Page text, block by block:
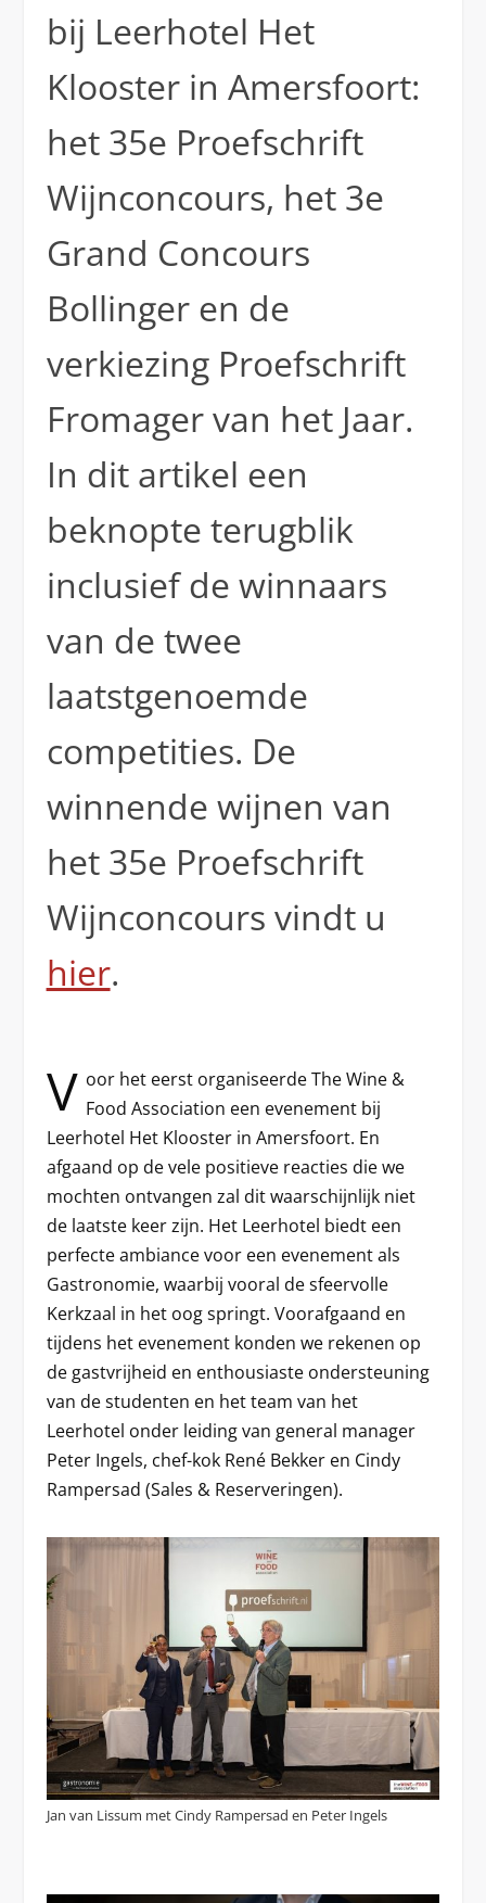
bij Leerhotel Het
Klooster in Amersfoort:
het 35e Proefschrift
Wijnconcours, het 3e
Grand Concours
Bollinger en de
verkiezing Proefschrift
Fromager van het Jaar.
In dit artikel een
beknopte terugblik
inclusief de winnaars
van de twee
laatstgenoemde
competities. De
winnende wijnen van
het 35e Proefschrift
Wijnconcours vindt u
hier.
V oor het eerst organiseerde The Wine &
Food Association een evenement bij
Leerhotel Het Klooster in Amersfoort. En
afgaand op de vele positieve reacties die we
mochten ontvangen zal dit waarschijnlijk niet
de laatste keer zijn. Het Leerhotel biedt een
perfecte ambiance voor een evenement als
Gastronomie, waarbij vooral de sfeervolle
Kerkzaal in het oog springt. Voorafgaand en
tijdens het evenement konden we rekenen op
de gastvrijheid en enthousiaste ondersteuning
van de studenten en het team van het
Leerhotel onder leiding van general manager
Peter Ingels, chef-kok René Bekker en Cindy
Rampersad (Sales & Reserveringen).
Jan van Lissum met Cindy Rampersad en Peter Ingels